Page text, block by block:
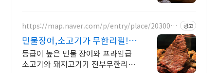
https://map.naver.com/p/entry/place/2030008
광고
민물장어,소고기가 무한리필!
최고급 장어만 사용합니다!
등급이 높은 민물 장어와 프라임급
소고기와 돼지고기가 전부무한리필